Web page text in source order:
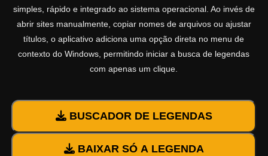
simples, rápido e integrado ao sistema operacional. Ao invés de
abrir sites manualmente, copiar nomes de arquivos ou ajustar
títulos, o aplicativo adiciona uma opção direta no menu de
contexto do Windows, permitindo iniciar a busca de legendas
com apenas um clique.
BUSCADOR DE LEGENDAS
BAIXAR SÓ A LEGENDA